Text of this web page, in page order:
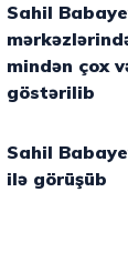
Sahil Babayev: DOST
mindən çox
göstərilib
Sahil Babayev Ukrayna səfiri
ilə görüşüb